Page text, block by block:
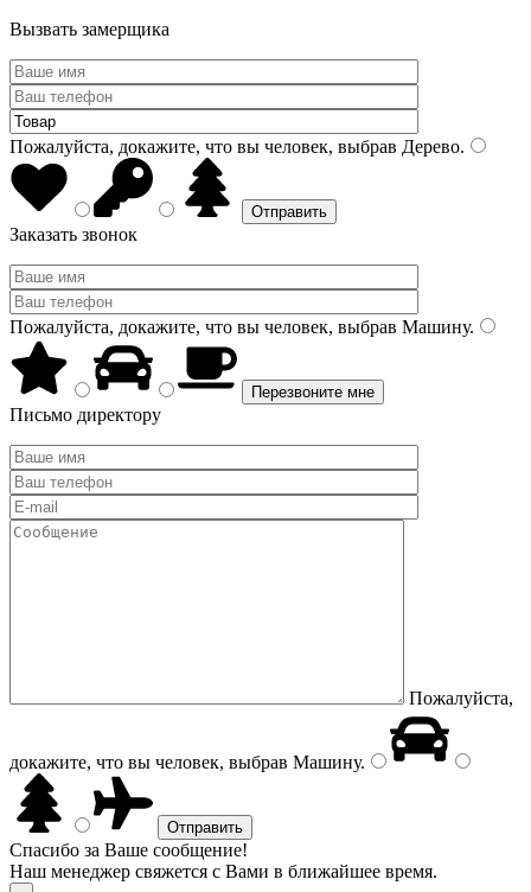
Вызвать замерщика
Пожалуйста, докажите, что вы человек, выбрав Дерево.
Заказать звонок
Пожалуйста, докажите, что вы человек, выбрав Машину.
Письмо директору
Пожалуйста,
докажите, что вы человек, выбрав Машину.
Спасибо за Ваше сообщение!
Наш менеджер свяжется с Вами в ближайшее время.